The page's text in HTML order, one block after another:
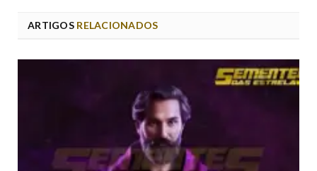
ARTIGOSRELACIONADOS